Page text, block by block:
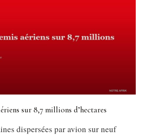
sur 8,7 millions d’hectares
dispersées par avion sur neuf